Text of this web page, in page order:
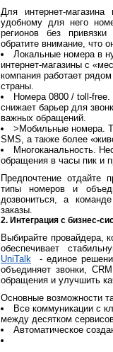
Для интернет-
удобному для него
регионов без
обратите внимание, что
Локальные номера в
интернет-магазины с
компания работает
страны.
Номера 0800 / toll-free.
снижает барьер для
важных обращений.
>Мобильные номера.
SMS, а также более
Многоканальность.
обращения в часы пик и
Предпочтение отдайте
типы номеров и
дозвониться, а
заказы.
2. Интеграция с бизнес-
Выбирайте провайдера,
обеспечивает
UniTalk - единое
объединяет звонки,
обращения и улучшить
Основные возможности
Все коммуникации с
между десятком
Автоматическое